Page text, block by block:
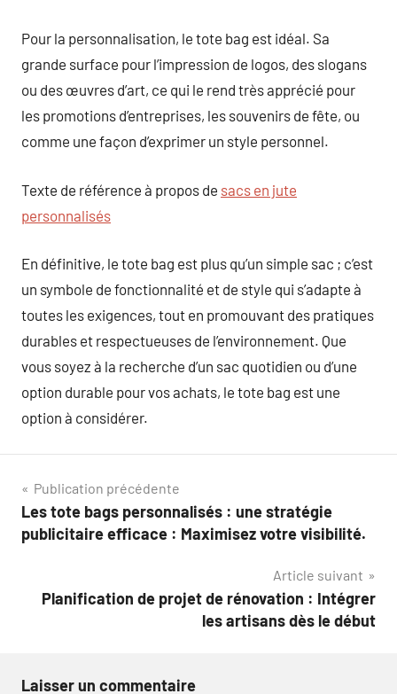
Pour la personnalisation, le tote bag est idéal. Sa
grande surface pour l’impression de logos, des slogans
ou des œuvres d’art, ce qui le rend très apprécié pour
les promotions d’entreprises, les souvenirs de fête, ou
comme une façon d’exprimer un style personnel.
Texte de référence à propos de sacs en jute
personnalisés
En définitive, le tote bag est plus qu’un simple sac ; c’est
un symbole de fonctionnalité et de style qui s’adapte à
toutes les exigences, tout en promouvant des pratiques
durables et respectueuses de l’environnement. Que
vous soyez à la recherche d’un sac quotidien ou d’une
option durable pour vos achats, le tote bag est une
option à considérer.
Navigation
de
Publication précédente
Les tote bags personnalisés : une stratégie
publicitaire efficace : Maximisez votre visibilité.
Article suivant
Planification de projet de rénovation : Intégrer
les artisans dès le début
Laisser un commentaire